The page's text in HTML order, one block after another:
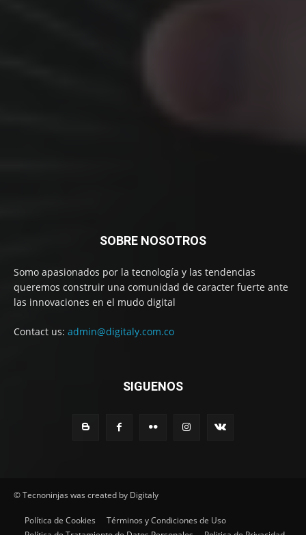
SOBRE NOSOTROS
Somo apasionados por la tecnología y las tendencias
queremos construir una comunidad de caracter fuerte ante
las innovaciones en el mudo digital
Contact us: admin@digitaly.com.co
SIGUENOS
© Tecnoninjas was created by Digitaly
Política de Cookies
Términos y Condiciones de Uso